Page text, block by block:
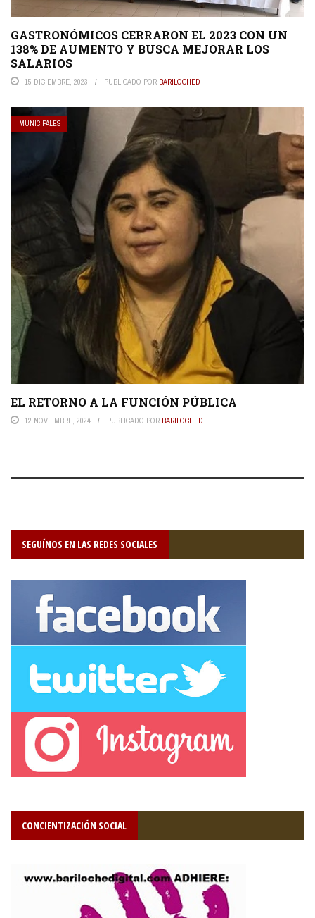
GASTRONÓMICOS CERRARON EL 2023 CON UN
138% DE AUMENTO Y BUSCA MEJORAR LOS
SALARIOS
15 DICIEMBRE, 2023 PUBLICADO POR BARILOCHED
MUNICIPALES
EL RETORNO A LA FUNCIÓN PÚBLICA
12 NOVIEMBRE, 2024 PUBLICADO POR BARILOCHED
SEGUÍNOS EN LAS REDES SOCIALES
CONCIENTIZACIÓN SOCIAL